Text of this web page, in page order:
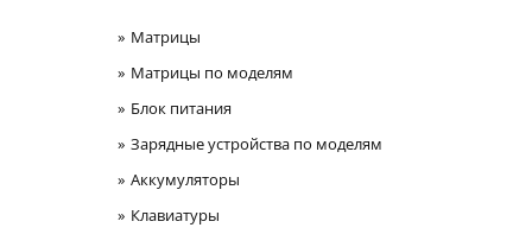
Матрицы
Матрицы по моделям
Блок питания
Зарядные устройства по моделям
Аккумуляторы
Клавиатуры